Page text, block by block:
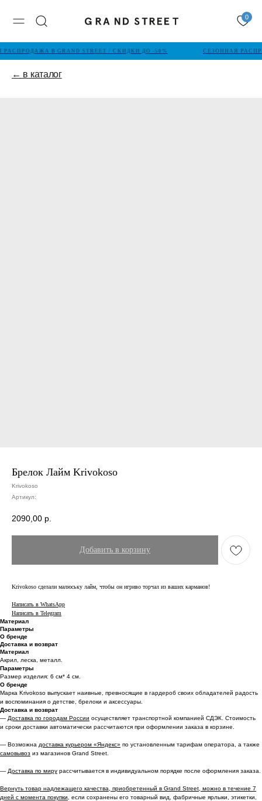
0
В GRAND STREET / СКИДКИ ДО -50% СЕЗОННАЯ
← в каталог
Брелок Лайм Krivokoso
Krivokoso
Артикул:
2090,00 р.
Добавить в корзину
Krivokoso сделали малюську лайм, чтобы он игриво торчал из ваших карманов!
Написать в WhatsApp
Написать в Telegram
Материал
Параметры
О бренде
Доставка и возврат
Материал
Акрил, леска, металл.
Параметры
Размер изделия: 6 см* 4 см.
О бренде
Марка Krivokoso выпускает наивные, превносящие в гардероб своих обладателей радость
и воспоминания о детстве, брелоки и аксессуары.
Доставка и возврат
— Доставка по городам России осуществляет транспортной компанией СДЭК. Стоимость
и сроки доставки автоматически рассчитаются при оформлении заказа в корзине.
— Возможна доставка курьером «Яндекс» по установленным тарифам оператора, а также
самовывоз из магазинов Grand Street.
— Доставка по миру рассчитывается в индивидуальном порядке после оформления заказа.
Вернуть товар надлежащего качества, приобретенный в Grand Street, можно в течение 7
дней с момента покупки,
если сохранены его товарный вид, фабричные ярлыки, этикетки,